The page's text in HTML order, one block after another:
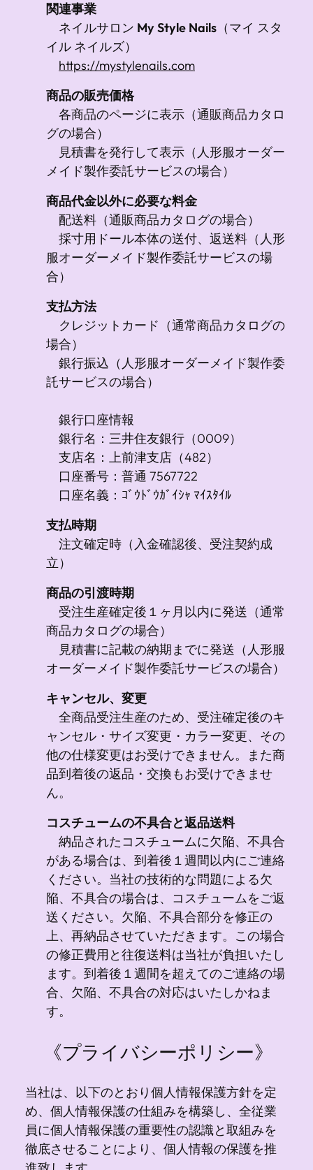
関連事業
ネイルサロン My Style Nails （マイ スタ
イル ネイルズ）
https://mystylenails.com
商品の販売価格
各商品のページに表示（通販商品カタロ
グの場合）
見積書を発行して表示（人形服オーダー
メイド製作委託サービスの場合）
商品代金以外に必要な料金
配送料（通販商品カタログの場合）
採寸用ドール本体の送付、返送料（人形
服オーダーメイド製作委託サービスの場
合）
支払方法
クレジットカード（通常商品カタログの
場合）
銀行振込（人形服オーダーメイド製作委
託サービスの場合）
銀行口座情報
銀行名：三井住友銀行（0009）
支店名：上前津支店（482）
口座番号：普通 7567722
口座名義：ｺﾞｳﾄﾞｳｶﾞｲｼｬ ﾏｲｽﾀｲﾙ
支払時期
注文確定時（入金確認後、受注契約成
立）
商品の引渡時期
受注生産確定後１ヶ月以内に発送（通常
商品カタログの場合）
見積書に記載の納期までに発送（人形服
オーダーメイド製作委託サービスの場合）
キャンセル、変更
全商品受注生産のため、受注確定後のキ
ャンセル・サイズ変更・カラー変更、その
他の仕様変更はお受けできません。また商
品到着後の返品・交換もお受けできませ
ん。
コスチュームの不具合と返品送料
納品されたコスチュームに欠陥、不具合
がある場合は、到着後１週間以内にご連絡
ください。当社の技術的な問題による欠
陥、不具合の場合は、コスチュームをご返
送ください。欠陥、不具合部分を修正の
上、再納品させていただきます。この場合
の修正費用と往復送料は当社が負担いたし
ます。到着後１週間を超えてのご連絡の場
合、欠陥、不具合の対応はいたしかねま
す。
《プライバシーポリシー》
当社は、以下のとおり個人情報保護方針を定
め、個人情報保護の仕組みを構築し、全従業
員に個人情報保護の重要性の認識と取組みを
徹底させることにより、個人情報の保護を推